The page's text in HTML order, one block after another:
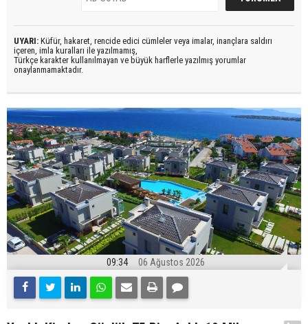
UYARI: Küfür, hakaret, rencide edici cümleler veya imalar, inançlara saldırı
içeren, imla kuralları ile yazılmamış,
Türkçe karakter kullanılmayan ve büyük harflerle yazılmış yorumlar
onaylanmamaktadır.
09:34 06 Ağustos 2026